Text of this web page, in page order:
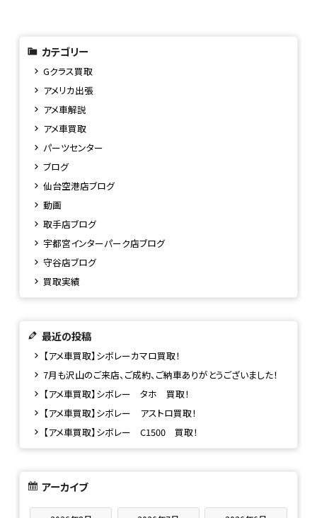
カテゴリー
Gクラス買取
アメリカ出張
アメ車解説
アメ車買取
パーツセンター
ブログ
仙台空港店ブログ
動画
取手店ブログ
宇都宮インターパーク店ブログ
守谷店ブログ
買取実績
最近の投稿
【アメ車買取】シボレーカマロ買取！
7月も沢山のご来店、ご成約、ご納車ありがとうございました！
【アメ車買取】シボレー タホ 買取！
【アメ車買取】シボレー アストロ買取！
【アメ車買取】シボレー C1500 買取！
アーカイブ